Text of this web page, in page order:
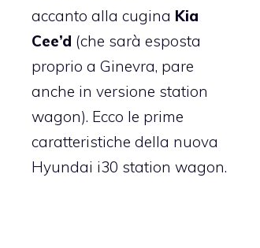
accanto alla cugina Kia
Cee’d (che sarà esposta
proprio a Ginevra, pare
anche in versione station
wagon). Ecco le prime
caratteristiche della nuova
Hyundai i30 station wagon.